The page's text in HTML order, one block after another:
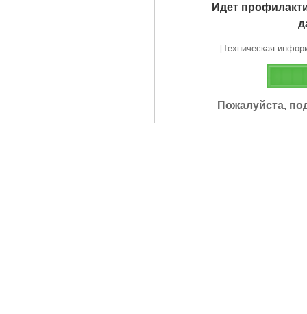
Идет
[Техническая
Пожалуйста,